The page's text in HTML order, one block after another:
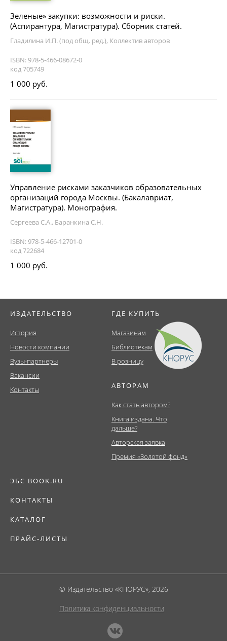
Зеленые» закупки: возможности и риски.
(Аспирантура, Магистратура). Сборник статей.
Гладилина И.П. (под общ. ред.), Коллектив авторов
ISBN: 978-5-466-08672-0
код 705749
1 000 руб.
Управление рисками заказчиков образовательных
организаций города Москвы. (Бакалавриат,
Магистратура). Монография.
Сергеева С.А., Баранкина С.Н.
ISBN: 978-5-466-12701-0
код 722684
1 000 руб.
ИЗДАТЕЛЬСТВО
История
Новости компании
Вузы-партнеры
Вакансии
Контакты
ГДЕ КУПИТЬ
Магазинам
Библиотекам
В розницу
АВТОРАМ
Как стать автором?
Книга издана. Что
дальше?
Авторская заявка
Премия «Золотой фонд»
ЭБС BOOK.RU
КОНТАКТЫ
КАТАЛОГ
ПРАЙС-ЛИСТЫ
© Издательство «КНОРУС», 2026
Политика конфиденциальности